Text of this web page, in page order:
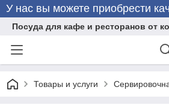
У нас вы можете приобрести
Посуда для кафе и ресторанов от
Товары и услуги